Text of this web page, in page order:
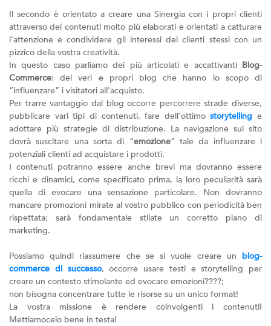
Il secondo è orientato a creare una Sinergia con i propri clienti
attraverso dei contenuti molto più elaborati e orientati a catturare
l'attenzione e condividere gli interessi dei clienti stessi con un
pizzico della vostra creatività.
In questo caso parliamo dei più articolati e accattivanti Blog-
Commerce: dei veri e propri blog che hanno lo scopo di
“influenzare” i visitatori all'acquisto.
Per trarre vantaggio dal blog occorre percorrere strade diverse,
pubblicare vari tipi di contenuti, fare dell'ottimostorytelling e
adottare più strategie di distribuzione. La navigazione sul sito
dovrà suscitare una sorta di “emozione” tale da influenzare i
potenziali clienti ad acquistare i prodotti.
I contenuti potranno essere anche brevi ma dovranno essere
ricchi e dinamici, come specificato prima, la loro peculiarità sarà
quella di evocare una sensazione particolare. Non dovranno
mancare promozioni mirate al vostro pubblico con periodicità ben
rispettata: sarà fondamentale stilate un corretto piano di
marketing.
Possiamo quindi riassumere che se si vuole creare un blog-
commerce di successo, occorre usare testi e storytelling per
creare un contesto stimolante ed evocare emozioni????;
non bisogna concentrare tutte le risorse su un unico format!
La vostra missione è rendere coinvolgenti i contenuti!
Mettiamocelo bene in testa!